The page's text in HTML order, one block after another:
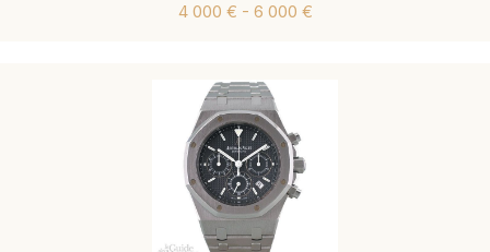
4 000 € - 6 000 €